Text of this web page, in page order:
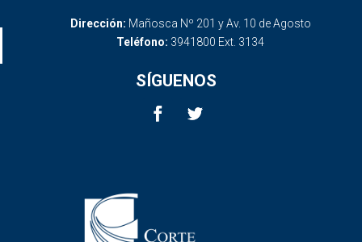
Dirección: Mañosca Nº 201 y Av. 10 de Agosto
Teléfono: 3941800 Ext. 3134
SÍGUENOS